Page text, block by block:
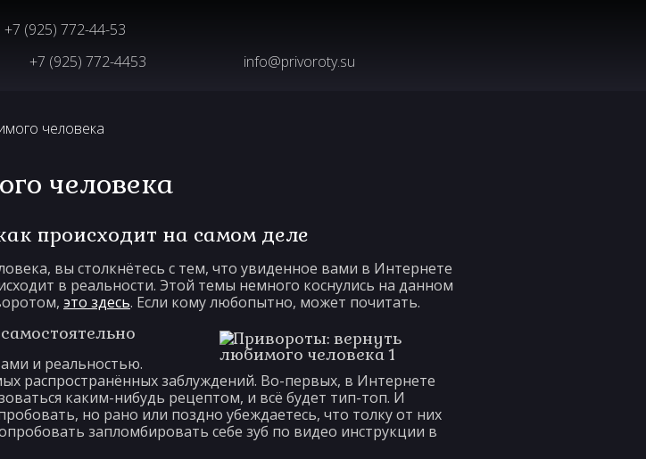
+7 (925) 772-44-53
+7 (925) 772-4453
info@privoroty.su
человека
человека
происходит на самом деле
вы столкнётесь с тем, что увиденное вами в Интернете
в реальности. Этой темы немного коснулись на данном
это здесь. Если кому любопытно, может почитать.
и реальностью.
распространённых заблуждений. Во-первых, в Интернете
каким-нибудь рецептом, и всё будет тип-топ. И
но рано или поздно убеждаетесь, что толку от них
запломбировать себе зуб по видео инструкции в